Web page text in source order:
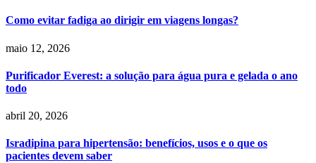
Como evitar fadiga ao dirigir em viagens longas?
maio 12, 2026
Purificador Everest: a solução para água pura e gelada o ano
todo
abril 20, 2026
Isradipina para hipertensão: benefícios, usos e o que os
pacientes devem saber